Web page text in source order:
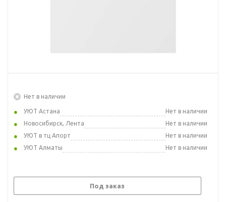
Нет в наличии
УЮТ Астана
Нет в наличии
Новосибирск, Лента
Нет в наличии
УЮТ в тц Апорт
Нет в наличии
УЮТ Алматы
Нет в наличии
Под заказ